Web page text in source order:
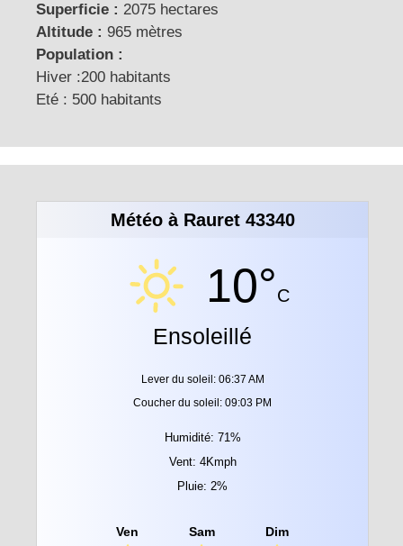
Superficie : 2075 hectares
Altitude : 965 mètres
Population :
Hiver :200 habitants
Eté : 500 habitants
Météo à Rauret 43340
10°C
Ensoleillé
Lever du soleil: 06:37 AM
Coucher du soleil: 09:03 PM
Humidité: 71%
Vent: 4Kmph
Pluie: 2%
Ven Sam Dim